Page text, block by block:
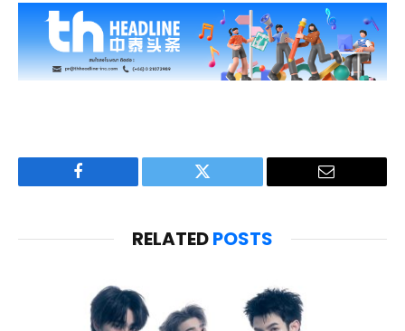
Facebook Twitter Email
RELATEDPOSTS